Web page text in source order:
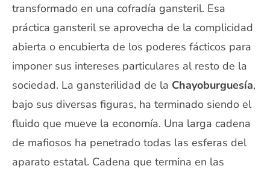
transformado en una cofradía gansteril. Esa
práctica gansteril se aprovecha de la complicidad
abierta o encubierta de los poderes fácticos para
imponer sus intereses particulares al resto de la
sociedad. La gansterilidad de la Chayoburguesía,
bajo sus diversas figuras, ha terminado siendo el
fluido que mueve la economía. Una larga cadena
de mafiosos ha penetrado todas las esferas del
aparato estatal. Cadena que termina en las